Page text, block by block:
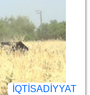
İQTİSADİYYAT